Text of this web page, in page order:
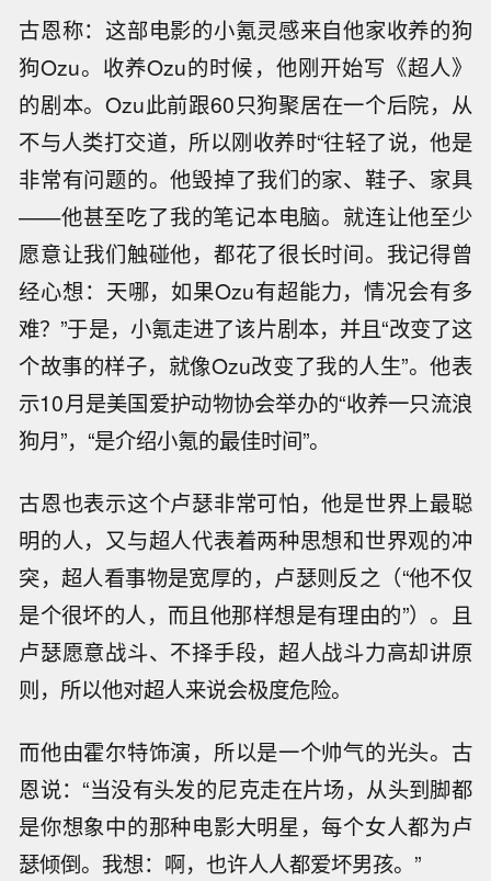
古恩称：这部电影的小氪灵感来自他家收养的狗
狗Ozu。收养Ozu的时候，他刚开始写《超人》
的剧本。Ozu此前跟60只狗聚居在一个后院，从
不与人类打交道，所以刚收养时“往轻了说，他是
非常有问题的。他毁掉了我们的家、鞋子、家具
——他甚至吃了我的笔记本电脑。就连让他至少
愿意让我们触碰他，都花了很长时间。我记得曾
经心想：天哪，如果Ozu有超能力，情况会有多
难？”于是，小氪走进了该片剧本，并且“改变了这
个故事的样子，就像Ozu改变了我的人生”。他表
示10月是美国爱护动物协会举办的“收养一只流浪
狗月”，“是介绍小氪的最佳时间”。
古恩也表示这个卢瑟非常可怕，他是世界上最聪
明的人，又与超人代表着两种思想和世界观的冲
突，超人看事物是宽厚的，卢瑟则反之（“他不仅
是个很坏的人，而且他那样想是有理由的”）。且
卢瑟愿意战斗、不择手段，超人战斗力高却讲原
则，所以他对超人来说会极度危险。
而他由霍尔特饰演，所以是一个帅气的光头。古
恩说：“当没有头发的尼克走在片场，从头到脚都
是你想象中的那种电影大明星，每个女人都为卢
瑟倾倒。我想：啊，也许人人都爱坏男孩。”